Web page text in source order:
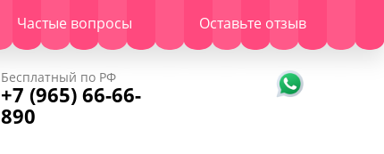
Частые вопросы Оставьте отзыв
Бесплатный по РФ
+7 (965) 66-66-
890